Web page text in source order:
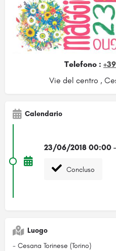
Telefono :
Vie del centro ,
Calendario
23/06/2018 00:00
Concluso
Luogo
- Cesana Torinese (Torino)